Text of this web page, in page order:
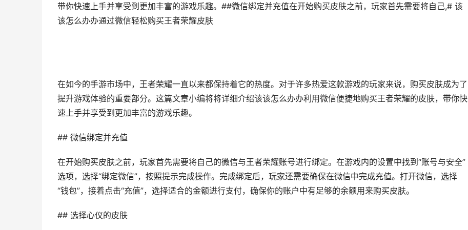
带你快速上手并享受到更加丰富的游戏乐趣。##微信绑定并充值在开始购买皮肤之前，玩家首先需要将自己,# 该
该怎么办办通过微信轻松购买王者荣耀皮肤
在如今的手游市场中，王者荣耀一直以来都保持着它的热度。对于许多热爱这款游戏的玩家来说，购买皮肤成为了
提升游戏体验的重要部分。这篇文章小编将将详细介绍该该怎么办办利用微信便捷地购买王者荣耀的皮肤，带你快
速上手并享受到更加丰富的游戏乐趣。
## 微信绑定并充值
在开始购买皮肤之前，玩家首先需要将自己的微信与王者荣耀账号进行绑定。在游戏内的设置中找到“账号与安全”
选项，选择“绑定微信”，按照提示完成操作。完成绑定后，玩家还需要确保在微信中完成充值。打开微信，选择
“钱包”，接着点击“充值”，选择适合的金额进行支付，确保你的账户中有足够的余额用来购买皮肤。
## 选择心仪的皮肤